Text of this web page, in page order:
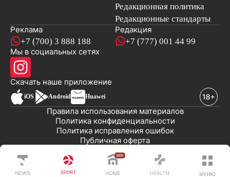
Редакционная политика
Редакционные стандарты
Реклама
+7 (700) 3 888 188
Редакция
+7 (777) 001 44 99
Мы в социальных сетях
Скачать наше приложениеновостей
iOS Android Huawei
Публичная оферта
Политика исправления ошибок
Политика конфиденциальности
Правила использования материалов
© 2008-2026 ТОО «EML»